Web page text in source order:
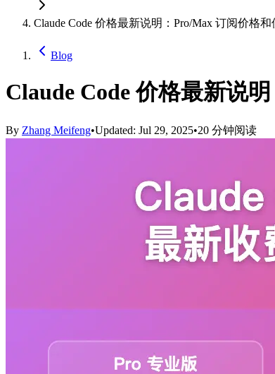
Claude Code 价格最新说明：Pro/Max 订阅价格和
Blog
Claude Code 价格最新说
By Zhang Meifeng•Updated: Jul 29, 2025•20 分钟阅读